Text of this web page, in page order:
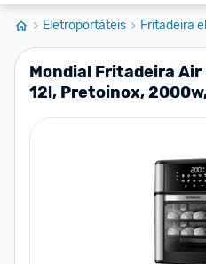
Eletroportáteis Fritadeira
Mondial Fritadeira Air
12l, Pretoinox,